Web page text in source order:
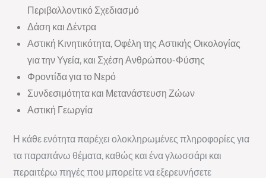
Περιβαλλοντικό Σχεδιασμό
Δάση και Δέντρα
Αστική Κινητικότητα, Οφέλη της Αστικής Οικολογίας
για την Υγεία, και Σχέση Ανθρώπου-Φύσης
Φροντίδα για το Νερό
Συνδεσιμότητα και Μετανάστευση Ζώων
Αστική Γεωργία
Η κάθε ενότητα παρέχει ολοκληρωμένες πληροφορίες για
τα παραπάνω θέματα, καθώς και ένα γλωσσάρι και
περαιτέρω πηγές που μπορείτε να εξερευνήσετε